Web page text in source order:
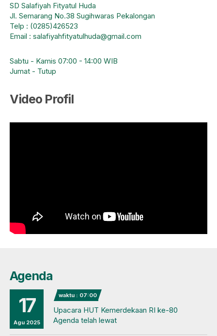
SD Salafiyah Fityatul Huda
Jl. Semarang No.38 Sugihwaras Pekalongan
Telp : (0285)426523
Email : salafiyahfityatulhuda@gmail.com
Sabtu - Kamis 07:00 - 14:00 WIB
Jumat - Tutup
Video Profil
Agenda
17
Agu 2025
waktu : 07:00
Upacara HUT Kemerdekaan RI ke-80
Agenda telah lewat